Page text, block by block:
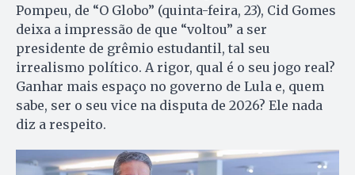
Pompeu, de “O Globo” (quinta-feira, 23), Cid Gomes
deixa a impressão de que “voltou” a ser
presidente de grêmio estudantil, tal seu
irrealismo político. A rigor, qual é o seu jogo real?
Ganhar mais espaço no governo de Lula e, quem
sabe, ser o seu vice na disputa de 2026? Ele nada
diz a respeito.